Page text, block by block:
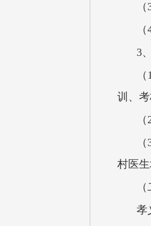
3
训、
村医
孝